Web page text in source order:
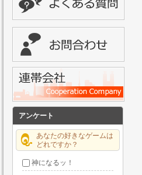
アンケート
あなたの好きなゲームは
どれですか？
神になるッ！